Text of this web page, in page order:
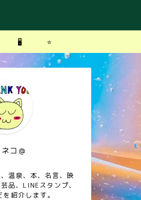
🖥 ⭐️
コ＠
温泉、本、名言、映
品、LINEスタンプ、
紹介します。